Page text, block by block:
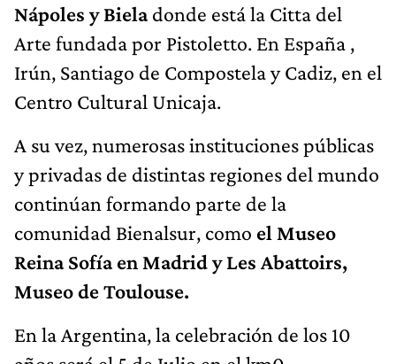
Nápoles y Bieladonde está la Citta del
Arte fundada por Pistoletto. En España ,
Irún, Santiago de Compostela y Cadiz, en el
Centro Cultural Unicaja.
A su vez, numerosas instituciones públicas
y privadas de distintas regiones del mundo
continúan formando parte de la
comunidad Bienalsur, como el Museo
Reina Sofía en Madrid y Les Abattoirs,
Museo de Toulouse.
En la Argentina, la celebración de los 10